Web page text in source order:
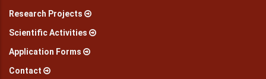
Research Projects
Scientific Activities
Application Forms
Contact